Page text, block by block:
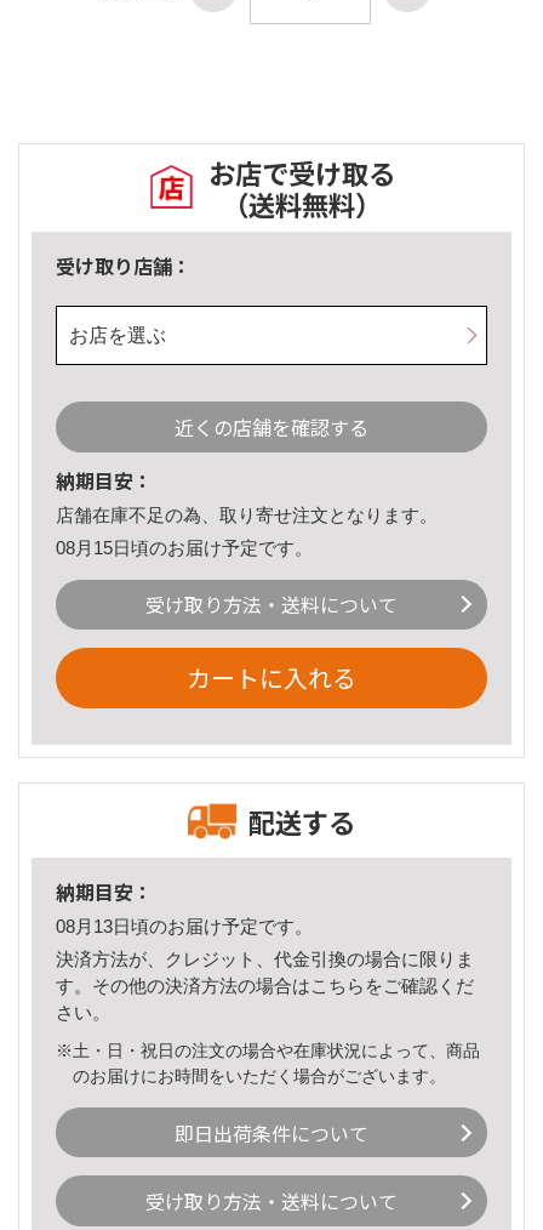
お店で受け取る
（送料無料）
受け取り店舗：
お店を選ぶ
近くの店舗を確認する
納期目安：
店舗在庫不足の為、取り寄せ注文となります。
08月15日頃のお届け予定です。
受け取り方法・送料について
カートに入れる
配送する
納期目安：
08月13日頃のお届け予定です。
決済方法が、クレジット、代金引換の場合に限りま
す。その他の決済方法の場合はこちら をご確認くだ
さい。
※土・日・祝日の注文の場合や在庫状況によって、商品
のお届けにお時間をいただく場合がございます。
即日出荷条件について
受け取り方法・送料について